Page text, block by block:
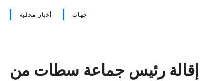
أخبار محلية جهات
إقالة رئيس جماعة سطات من